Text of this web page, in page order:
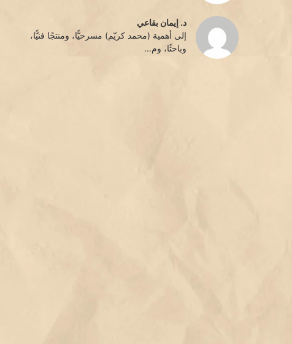
د. إيمان بقاعي
إلى أهمية (محمد كريّم) مسرحيًّا، ومنتجًا فنيًّا،
وباحثًا، وم...